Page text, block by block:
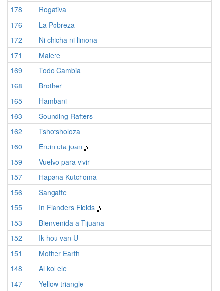
178
Rogativa
176
La Pobreza
172
Ni chicha ni limona
171
Malere
169
Todo Cambia
168
Brother
165
Hambani
163
Sounding Rafters
162
Tshotsholoza
160
Erein eta joan
159
Vuelvo para vivir
157
Hapana Kutchoma
156
Sangatte
155
In Flanders Fields
153
Bienvenida a Tijuana
152
Ik hou van U
151
Mother Earth
148
Al kol ele
147
Yellow triangle